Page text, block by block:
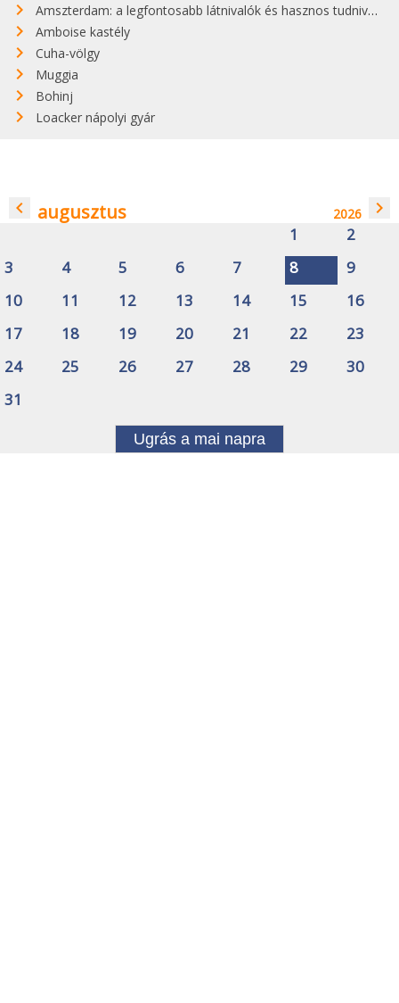
Amszterdam: a legfontosabb látnivalók és hasznos tudnivalók
Amboise kastély
Cuha-völgy
Muggia
Bohinj
Loacker nápolyi gyár
navigate_before augusztus 2026 navigate_next
1
2
3
4 5 6 7 8
9
10
11 12 13 14 15
16
17
18 19 20 21 22
23
24
25 26 27 28 29
30
31
Ugrás a mai napra